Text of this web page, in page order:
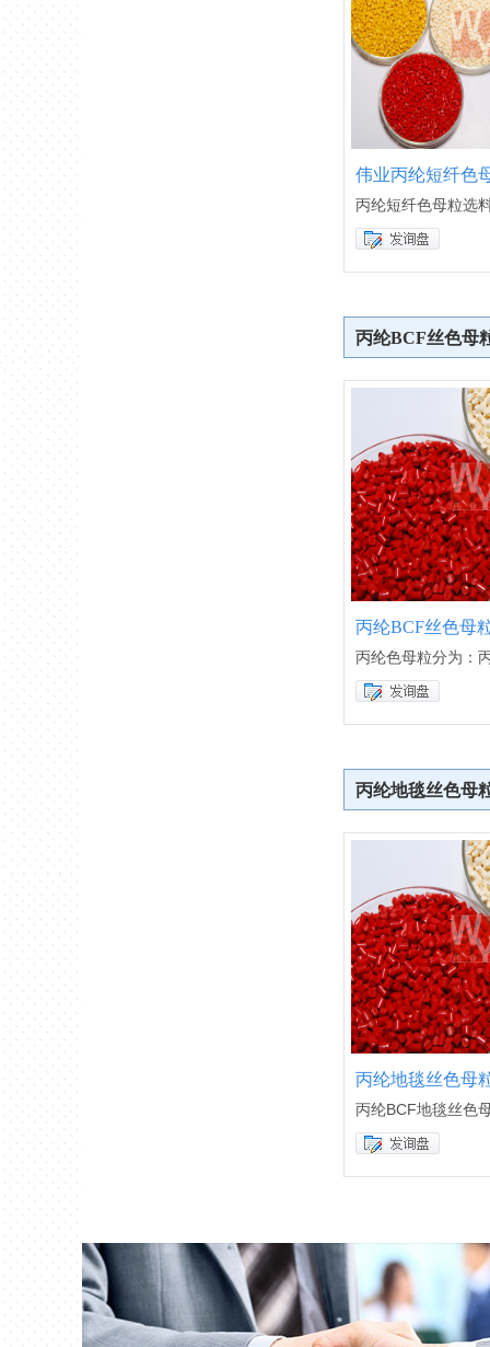
伟业丙纶短纤色
丙纶短纤色母粒选
丙纶BCF丝色母
丙纶BCF丝色母
丙纶色母粒分为：
丙纶地毯丝色母
丙纶地毯丝色母
丙纶BCF地毯丝色